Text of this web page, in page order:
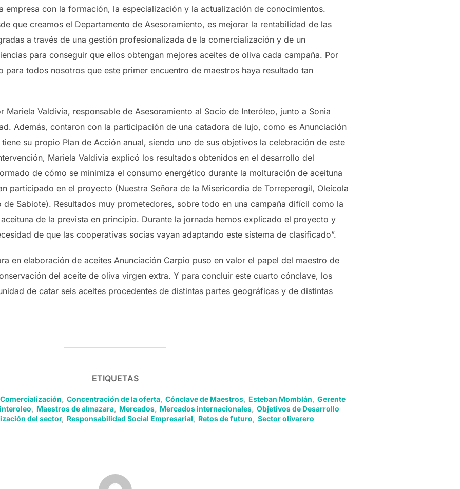
empresa con la formación, la especialización y la actualización de conocimientos.
que creamos el Departamento de Asesoramiento, es mejorar la rentabilidad de las
a través de una gestión profesionalizada de la comercialización y de un
para conseguir que ellos obtengan mejores aceites de oliva cada campaña. Por
para todos nosotros que este primer encuentro de maestros haya resultado tan
Mariela Valdivia, responsable de Asesoramiento al Socio de Interóleo, junto a Sonia
Además, contaron con la participación de una catadora de lujo, como es Anunciación
su propio Plan de Acción anual, siendo uno de sus objetivos la celebración de este
Mariela Valdivia explicó los resultados obtenidos en el desarrollo del
de cómo se minimiza el consumo energético durante la molturación de aceituna
participado en el proyecto (Nuestra Señora de la Misericordia de Torreperogil, Oleícola
de Sabiote). Resultados muy prometedores, sobre todo en una campaña difícil como la
de la prevista en principio. Durante la jornada hemos explicado el proyecto y
de que las cooperativas socias vayan adaptando este sistema de clasificado”.
en elaboración de aceites Anunciación Carpio puso en valor el papel del maestro de
del aceite de oliva virgen extra. Y para concluir este cuarto cónclave, los
de catar seis aceites procedentes de distintas partes geográficas y de distintas
ETIQUETAS
Comercialización Concentración de la oferta, Cónclave de Maestros, Esteban Momblán
Gerente
interoleo Maestros de almazara, Mercados, Mercados internacionales, Objetivos de Desarrollo
del sector, Responsabilidad Social Empresarial Retos de futuro Sector olivarero
AUTOR DE LA PUBLICACIÓN